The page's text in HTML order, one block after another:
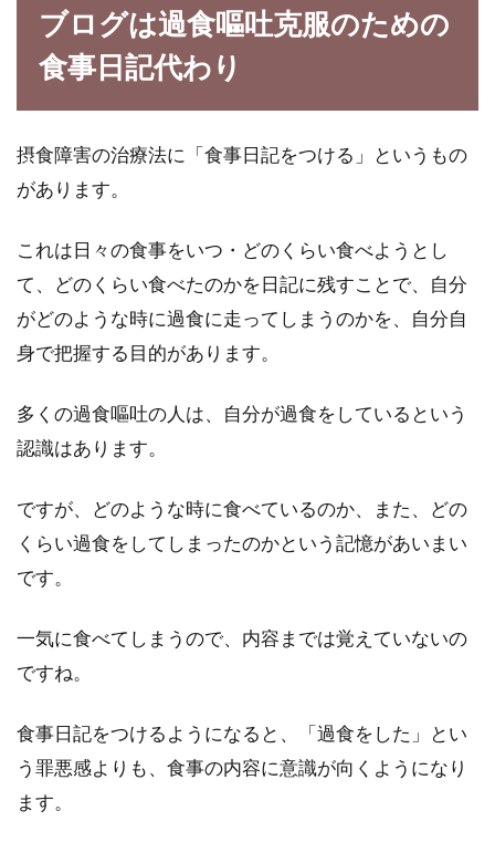
みなさん、今朝はどんな朝食を食べましたか？
ントで済...
今の世の中にある食材を使い食事として体内に
摂り入れると、栄養素と共に望まない有害物質
も摂り入れて...
生後3ヶ月の赤ちゃんの平均体重
生後3ヶ月の赤ちゃんは、生まれた時のほぼ2倍
の体重にまで成長して、首もすわりはじめま
離乳食を始めた頃、まだお座りするのがやっと
ブログは過食嘔吐克服のための
食事日記代わり
摂食障害の治療法に「食事日記をつける」というもの
があります。
これは日々の食事をいつ・どのくらい食べようとし
て、どのくらい食べたのかを日記に残すことで、自分
がどのような時に過食に走ってしまうのかを、自分自
身で把握する目的があります。
多くの過食嘔吐の人は、自分が過食をしているという
認識はあります。
ですが、どのような時に食べているのか、また、どの
くらい過食をしてしまったのかという記憶があいまい
です。
一気に食べてしまうので、内容までは覚えていないの
ですね。
食事日記をつけるようになると、「過食をした」とい
う罪悪感よりも、食事の内容に意識が向くようになり
ます。